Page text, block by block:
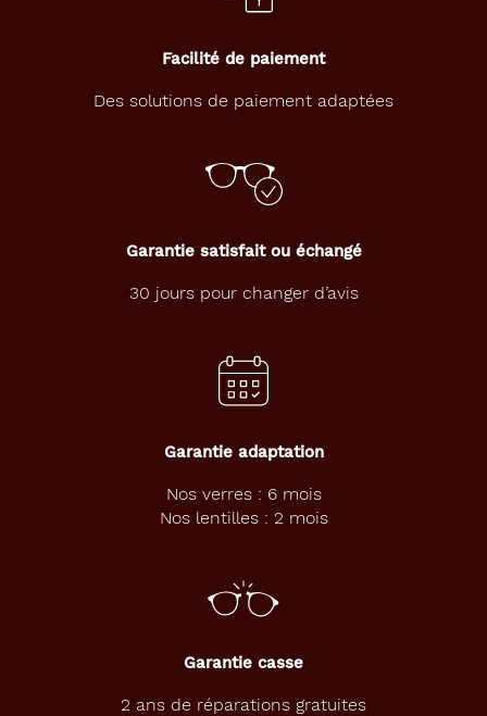
Facilité de paiement
Des solutions de paiement adaptées
Garantie satisfait ou échangé
30 jours pour changer d’avis
Garantie adaptation
Nos verres : 6 mois
Nos lentilles : 2 mois
Garantie casse
2 ans de réparations gratuites